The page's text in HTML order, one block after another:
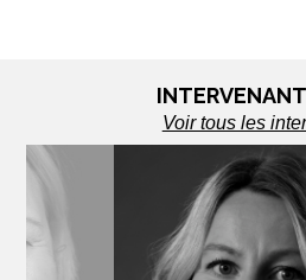
Voir tous les